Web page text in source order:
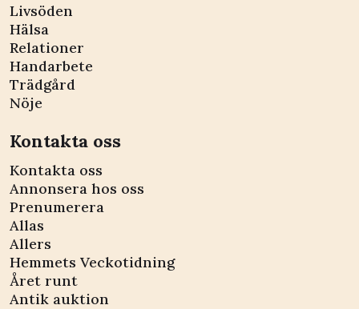
Livsöden
Hälsa
Relationer
Handarbete
Trädgård
Nöje
Kontakta oss
Kontakta oss
Annonsera hos oss
Prenumerera
Allas
Allers
Hemmets Veckotidning
Året runt
Antik auktion